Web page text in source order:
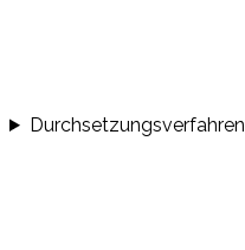
Durchsetzungsverfahren